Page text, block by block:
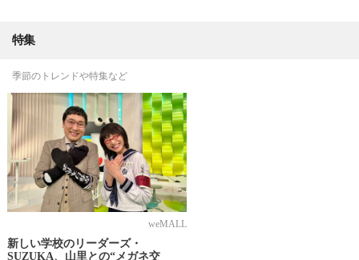
特集
季節のトレンドや特集など
weMALL
新しい学校のリーダーズ・
SUZUKA、山里との“メガネ交